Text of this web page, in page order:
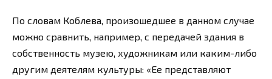
По словам Коблева, произошедшее в данном случае
можно сравнить, например, с передачей здания в
собственность музею, художникам или каким-либо
другим деятелям культуры: «Ее представляют